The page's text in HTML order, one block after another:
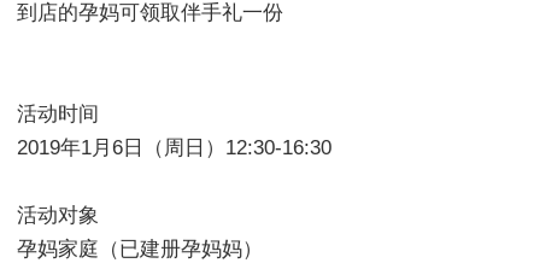
到店的孕妈可领取伴手礼一份
活动时间
2019年1月6日（周日）12:30-16:30
活动对象
孕妈家庭（已建册孕妈妈）